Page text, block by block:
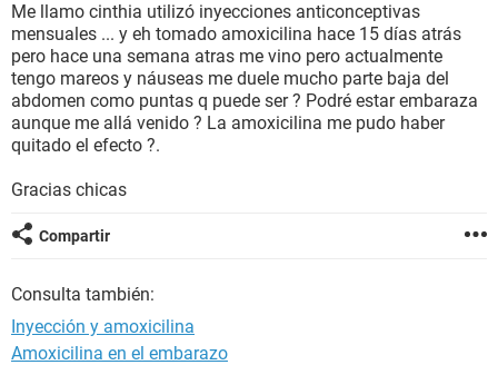
SEXUALIDAD
GLOSARIO
Me llamo cinthia utilizó inyecciones anticonceptivas
mensuales ... y eh tomado amoxicilina hace 15 días atrás
pero hace una semana atras me vino pero actualmente
tengo mareos y náuseas me duele mucho parte baja del
abdomen como puntas q puede ser ? Podré estar embaraza
aunque me allá venido ? La amoxicilina me pudo haber
quitado el efecto ?.
Gracias chicas
Compartir
Consulta también:
Inyección y amoxicilina
Amoxicilina en el embarazo